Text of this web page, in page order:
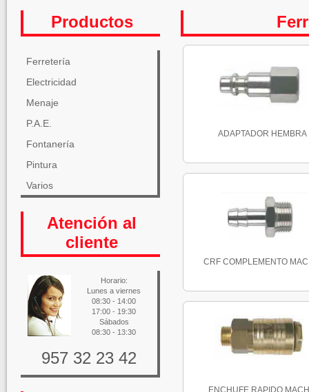
Productos
Ferretería
Electricidad
Menaje
P.A.E.
Fontanería
Pintura
Varios
Atención al
cliente
Horario:
Lunes a viernes
08:30 - 14:00
17:00 - 19:30
Sábados
08:30 - 13:30
957 32 23 42
ADAPTADOR HEMBRA
CRF COMPLEMENTO
ENCHUFE RAPIDO